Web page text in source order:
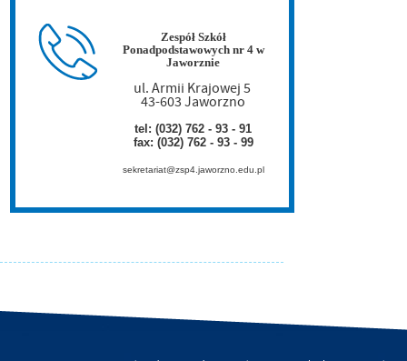
Zespół Szkół
Ponadpodstawowych nr 4 w
Jaworznie
ul. Armii Krajowej 5
43-603 Jaworzno
tel: (032) 762 - 93 - 91
fax: (032) 762 - 93 - 99
sekretariat@zsp4.jaworzno.edu.pl